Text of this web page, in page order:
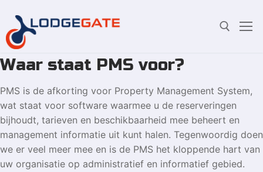
Overslaan
inhoud
Waar staat PMS voor?
PMS is de afkorting voor Property Management System,
wat staat voor software waarmee u de reserveringen
bijhoudt, tarieven en beschikbaarheid mee beheert en
management informatie uit kunt halen. Tegenwoordig doen
we er veel meer mee en is de PMS het kloppende hart van
uw organisatie op administratief en informatief gebied.